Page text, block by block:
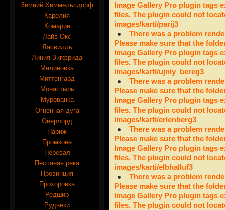
Зимний Химмельсдорф
Карелия
Комарин
Лайв Окс
Ласвилль
Линия Зигфрида
Малиновка
Миттенгард
Монастырь
Мурованка
Огненная дуга
Оверлорд
Париж
Промзона
Перевал
Песчаная река
Провинция
Прохоровка
Редшир
Рудники
Image Gallery Pro plugin tags
files. The plugin could not
images/karti/parij3
There was a problem
Please make sure that the
Image Gallery Pro plugin tags
files. The plugin could not
images/karti/ujniy_bereg3
There was a problem
Please make sure that the
Image Gallery Pro plugin tags
files. The plugin could not
images/karti/erlenberg3
There was a problem
Please make sure that the
Image Gallery Pro plugin tags
files. The plugin could not
images/karti/elbhalluf3
There was a problem
Please make sure that the
Image Gallery Pro plugin tags
files. The plugin could not